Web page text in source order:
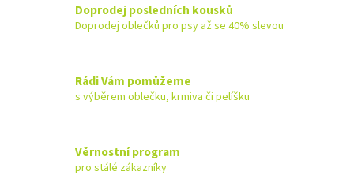
Doprodej posledních kousků
Doprodej oblečků pro psy až se 40% slevou
Rádi Vám pomůžeme
s výběrem oblečku, krmiva či pelíšku
Věrnostní program
pro stálé zákazníky